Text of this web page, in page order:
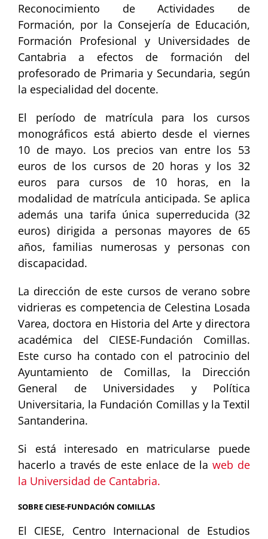
Reconocimiento de Actividades de
Formación, por la Consejería de Educación,
Formación Profesional y Universidades de
Cantabria a efectos de formación del
profesorado de Primaria y Secundaria, según
la especialidad del docente.
El período de matrícula para los cursos
monográficos está abierto desde el viernes
10 de mayo. Los precios van entre los 53
euros de los cursos de 20 horas y los 32
euros para cursos de 10 horas, en la
modalidad de matrícula anticipada. Se aplica
además una tarifa única superreducida (32
euros) dirigida a personas mayores de 65
años, familias numerosas y personas con
discapacidad.
La dirección de este cursos de verano sobre
vidrieras es competencia de Celestina Losada
Varea, doctora en Historia del Arte y directora
académica del CIESE-Fundación Comillas.
Este curso ha contado con el patrocinio del
Ayuntamiento de Comillas, la Dirección
General de Universidades y Política
Universitaria, la Fundación Comillas y la Textil
Santanderina.
Si está interesado en matricularse puede
hacerlo a través de este enlace de laweb de
la Universidad de Cantabria.
SOBRE CIESE-FUNDACIÓN COMILLAS
El CIESE, Centro Internacional de Estudios